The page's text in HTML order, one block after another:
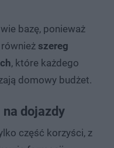
bazę, ponieważ
szereg
, które każdego
domowy budżet.
dojazdy
część korzyści, z